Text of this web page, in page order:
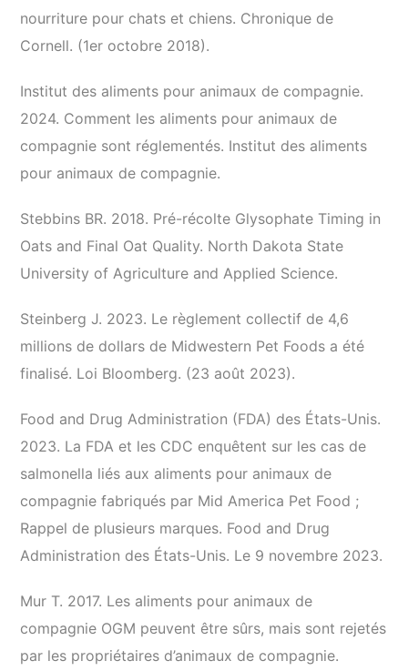
nourriture pour chats et chiens. Chronique de
Cornell. (1er octobre 2018).
Institut des aliments pour animaux de compagnie.
2024. Comment les aliments pour animaux de
compagnie sont réglementés. Institut des aliments
pour animaux de compagnie.
Stebbins BR. 2018. Pré-récolte Glysophate Timing in
Oats and Final Oat Quality. North Dakota State
University of Agriculture and Applied Science.
Steinberg J. 2023. Le règlement collectif de 4,6
millions de dollars de Midwestern Pet Foods a été
finalisé. Loi Bloomberg. (23 août 2023).
Food and Drug Administration (FDA) des États-Unis.
2023. La FDA et les CDC enquêtent sur les cas de
salmonella liés aux aliments pour animaux de
compagnie fabriqués par Mid America Pet Food ;
Rappel de plusieurs marques. Food and Drug
Administration des États-Unis. Le 9 novembre 2023.
Mur T. 2017. Les aliments pour animaux de
compagnie OGM peuvent être sûrs, mais sont rejetés
par les propriétaires d’animaux de compagnie.